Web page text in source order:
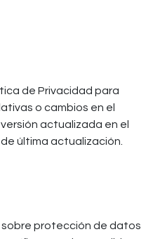
de Privacidad para
o cambios en el
actualizada en el
última actualización.
sobre protección de datos